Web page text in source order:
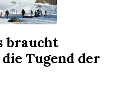
braucht
Tugend der